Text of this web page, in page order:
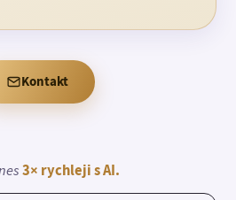
Kontakt
3× rychleji s AI.